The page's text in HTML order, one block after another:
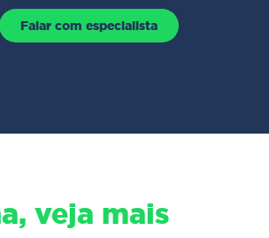
Falar com especialista
veja mais